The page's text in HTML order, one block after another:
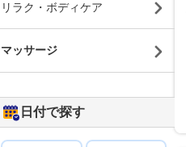
リラク・ボディケア
マッサージ
日付で探す